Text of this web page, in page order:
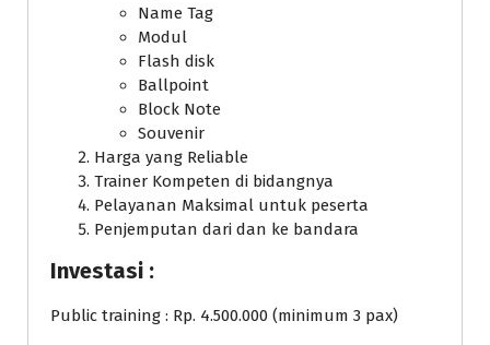
Name Tag
Modul
Flash disk
Ballpoint
Block Note
Souvenir
Harga yang Reliable
Trainer Kompeten di bidangnya
Pelayanan Maksimal untuk peserta
Penjemputan dari dan ke bandara
Investasi :
Public training : Rp. 4.500.000 (minimum 3 pax)